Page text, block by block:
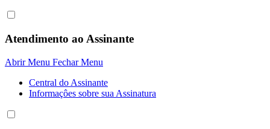
Atendimento ao Assinante
Abrir Menu Fechar Menu
Central do Assinante
Informaçôes sobre sua Assinatura